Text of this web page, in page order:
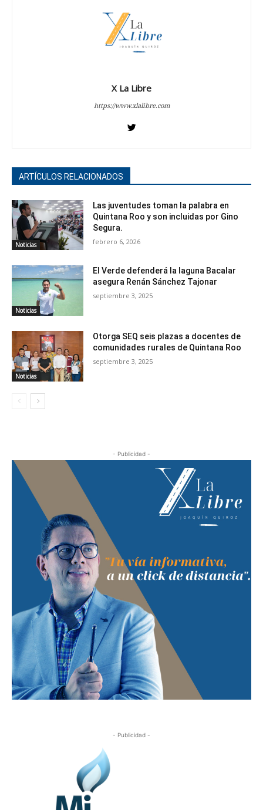
X La Libre
https://www.xlalibre.com
ARTÍCULOS RELACIONADOS
Noticias
Las juventudes toman la palabra en
Quintana Roo y son incluidas por Gino
Segura.
febrero 6, 2026
Noticias
El Verde defenderá la laguna Bacalar
asegura Renán Sánchez Tajonar
septiembre 3, 2025
Noticias
Otorga SEQ seis plazas a docentes de
comunidades rurales de Quintana Roo
septiembre 3, 2025
- Publicidad -
- Publicidad -